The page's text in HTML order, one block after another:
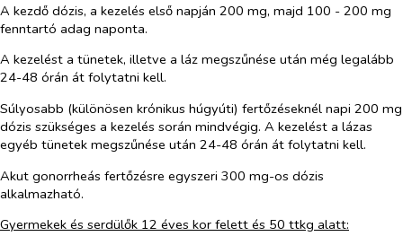
A kezdő dózis, a kezelés első napján 200 mg, majd 100 - 200 mg
fenntartó adag naponta.
A kezelést a tünetek, illetve a láz megszűnése után még legalább
24-48 órán át folytatni kell.
Súlyosabb (különösen krónikus húgyúti) fertőzéseknél napi 200 mg
dózis szükséges a kezelés során mindvégig. A kezelést a lázas
egyéb tünetek megszűnése után 24-48 órán át folytatni kell.
Akut gonorrheás fertőzésre egyszeri 300 mg-os dózis
alkalmazható.
Gyermekek és serdülők 12 éves kor felett és 50 ttkg alatt: